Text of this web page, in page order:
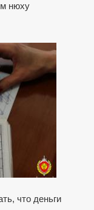
нюху
что деньги